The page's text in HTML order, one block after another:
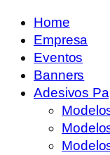
Home
Empresa
Eventos
Banners
Adesivos